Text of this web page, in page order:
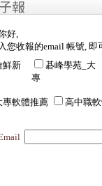
好,
您收報的email 帳號, 即
鮮新
碁峰學苑_大
專
專軟體推薦 高中職